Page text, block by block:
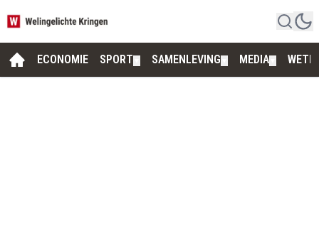
ECONOMIE SPORT SAMENLEVING MEDIA